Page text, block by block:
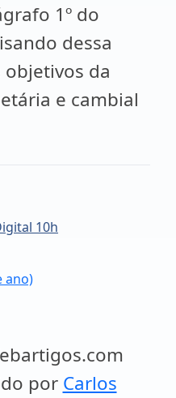
1º do
dessa
da
e cambial
10h
ano)
por Carlos